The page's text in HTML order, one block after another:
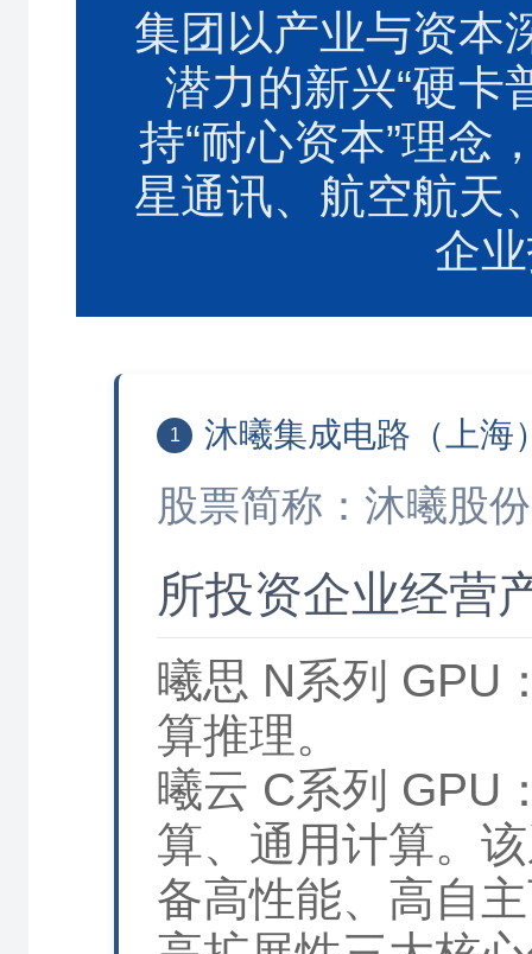
集团以产业与资本
潜力的新兴“硬卡
持“耐心资本”理念
星通讯、航空航天
企
1 沐曦集成电路（上海
股票简称：沐曦股
所投资企业经营
曦思 N系列 GPU
算推理。
曦云 C系列 GPU
算、通用计算。
备高性能、高自